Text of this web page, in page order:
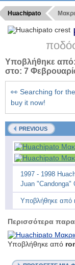
Huachipato
Υποβλήθηκε από:
στο: 7
👀 Searching for
buy it now!
PREVIOUS
1997 - 1998
Juan "Candonga"
Υποβλήθηκε από
Περισσότερα
Υποβλήθηκε από